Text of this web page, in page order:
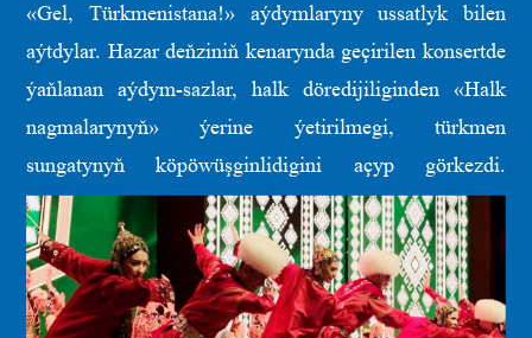
«Gel, Türkmenistana!» aýdymlaryny ussatlyk bilen
aýtdylar. Hazar deňziniň kenarynda geçirilen konsertde
ýaňlanan aýdym-sazlar, halk döredijiliginden «Halk
nagmalarynyň» ýerine ýetirilmegi, türkmen
sungatynyň köpöwüşginlidigini açyp görkezdi.